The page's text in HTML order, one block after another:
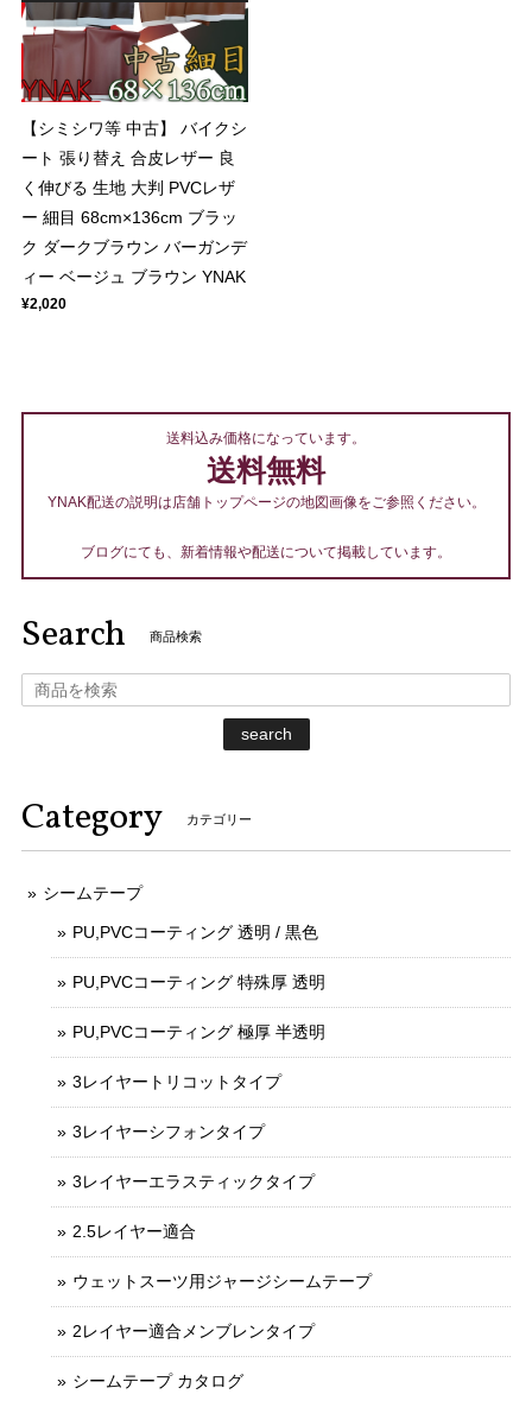
【シミシワ等 中古】 バイクシ
ート 張り替え 合皮レザー 良
く伸びる 生地 大判 PVCレザ
ー 細目 68cm×136cm ブラッ
ク ダークブラウン バーガンデ
ィー ベージュ ブラウン YNAK
¥2,020
送料込み価格になっています。
送料無料
YNAK配送の説明は店舗トップページの地図画像をご参照ください。
ブログにても、新着情報や配送について掲載しています。
Search 商品検索
search
Category カテゴリー
シームテープ
PU,PVCコーティング 透明 / 黒色
PU,PVCコーティング 特殊厚 透明
PU,PVCコーティング 極厚 半透明
3レイヤートリコットタイプ
3レイヤーシフォンタイプ
3レイヤーエラスティックタイプ
2.5レイヤー適合
ウェットスーツ用ジャージシームテープ
2レイヤー適合メンブレンタイプ
シームテープ カタログ